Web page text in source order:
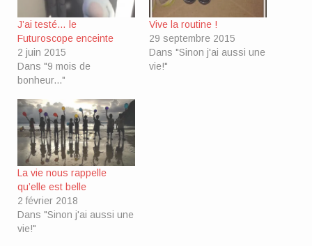
J’ai testé… le
Futuroscope enceinte
2 juin 2015
Dans "9 mois de
bonheur..."
Vive la routine !
29 septembre 2015
Dans "Sinon j'ai aussi une
vie!"
La vie nous rappelle
qu’elle est belle
2 février 2018
Dans "Sinon j'ai aussi une
vie!"